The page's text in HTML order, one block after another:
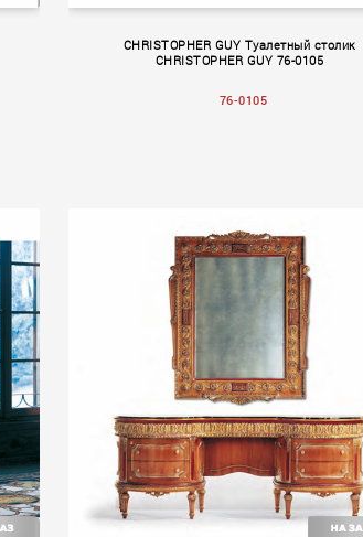
Volume II
CHRISTOPHER GUY Туалетный столик
CHRISTOPHER GUY 76-0105
76-0105